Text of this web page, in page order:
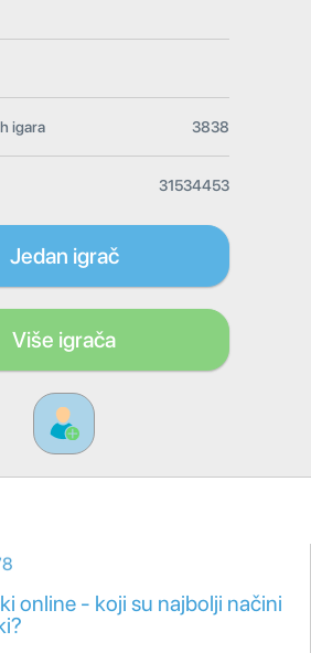
igara 3838
31534453
Jedan igrač
Više igrača
online - koji su najbolji načini